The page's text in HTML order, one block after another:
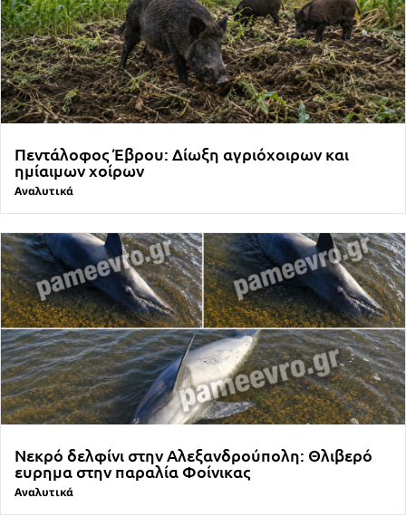
Πεντάλοφος Έβρου: Δίωξη αγριόχοιρων και
ημίαιμων χοίρων
Αναλυτικά
Νεκρό δελφίνι στην Αλεξανδρούπολη: Θλιβερό
ευρημα στην παραλία Φοίνικας
Αναλυτικά